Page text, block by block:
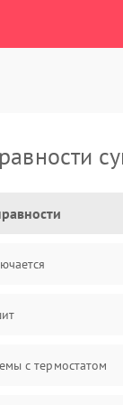
с термостатом